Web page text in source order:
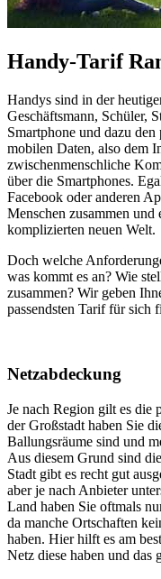
Handy-Tarif
Handys sind in der
Geschäftsmann, Schüler,
Smartphone und dazu
mobilen Daten, also dem
zwischenmenschliche
über die Smartphones.
Facebook oder anderen
Menschen zusammen und
komplizierten neuen Welt.
Doch welche
was kommt es an? Wie
zusammen? Wir geben
passendsten Tarif für sich
Netzabdeckung
Je nach Region gilt es die
der Großstadt haben Sie
Ballungsräume sind und
Aus diesem Grund sind
Stadt gibt es recht gut
aber je nach Anbieter
Land haben Sie oftmals
da manche Ortschaften
haben. Hier hilft es am
Netz diese haben und das